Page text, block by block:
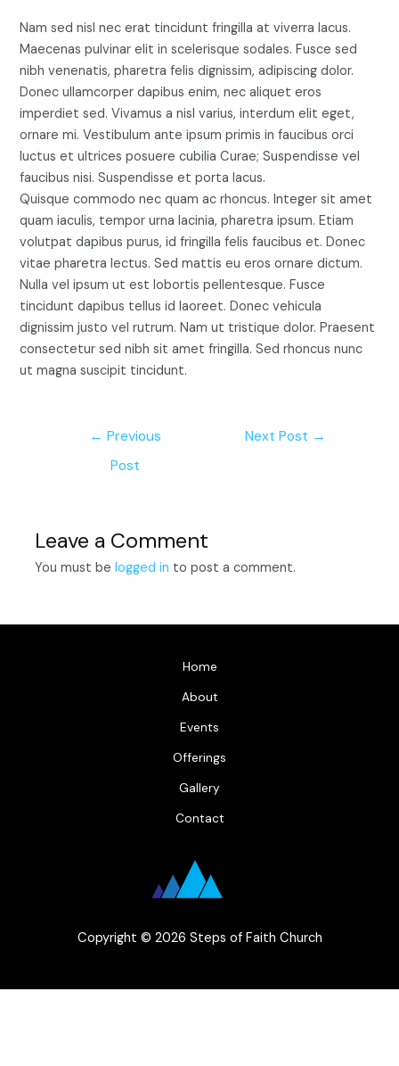
Nam sed nisl nec erat tincidunt fringilla at viverra lacus.
Maecenas pulvinar elit in scelerisque sodales. Fusce sed
nibh venenatis, pharetra felis dignissim, adipiscing dolor.
Donec ullamcorper dapibus enim, nec aliquet eros
imperdiet sed. Vivamus a nisl varius, interdum elit eget,
ornare mi. Vestibulum ante ipsum primis in faucibus orci
luctus et ultrices posuere cubilia Curae; Suspendisse vel
faucibus nisi. Suspendisse et porta lacus.
Quisque commodo nec quam ac rhoncus. Integer sit amet
quam iaculis, tempor urna lacinia, pharetra ipsum. Etiam
volutpat dapibus purus, id fringilla felis faucibus et. Donec
vitae pharetra lectus. Sed mattis eu eros ornare dictum.
Nulla vel ipsum ut est lobortis pellentesque. Fusce
tincidunt dapibus tellus id laoreet. Donec vehicula
dignissim justo vel rutrum. Nam ut tristique dolor. Praesent
consectetur sed nibh sit amet fringilla. Sed rhoncus nunc
ut magna suscipit tincidunt.
← Previous
Post
Next Post →
Leave a Comment
You must belogged in to post a comment.
Home
About
Events
Offerings
Gallery
Contact
Copyright © 2026 Steps of Faith Church